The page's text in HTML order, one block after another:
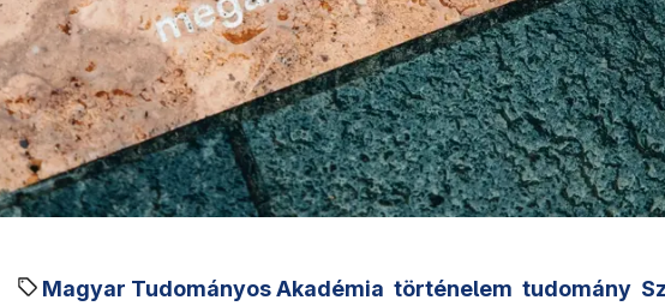
Magyar Tudományos Akadémia történelem tudomány